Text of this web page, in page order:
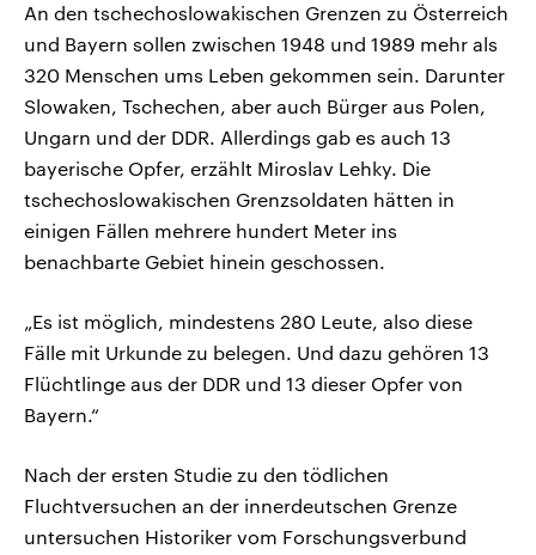
An den tschechoslowakischen Grenzen zu Österreich
und Bayern sollen zwischen 1948 und 1989 mehr als
320 Menschen ums Leben gekommen sein. Darunter
Slowaken, Tschechen, aber auch Bürger aus Polen,
Ungarn und der DDR. Allerdings gab es auch 13
bayerische Opfer, erzählt Miroslav Lehky. Die
tschechoslowakischen Grenzsoldaten hätten in
einigen Fällen mehrere hundert Meter ins
benachbarte Gebiet hinein geschossen.
„Es ist möglich, mindestens 280 Leute, also diese
Fälle mit Urkunde zu belegen. Und dazu gehören 13
Flüchtlinge aus der DDR und 13 dieser Opfer von
Bayern.“
Nach der ersten Studie zu den tödlichen
Fluchtversuchen an der innerdeutschen Grenze
untersuchen Historiker vom Forschungsverbund